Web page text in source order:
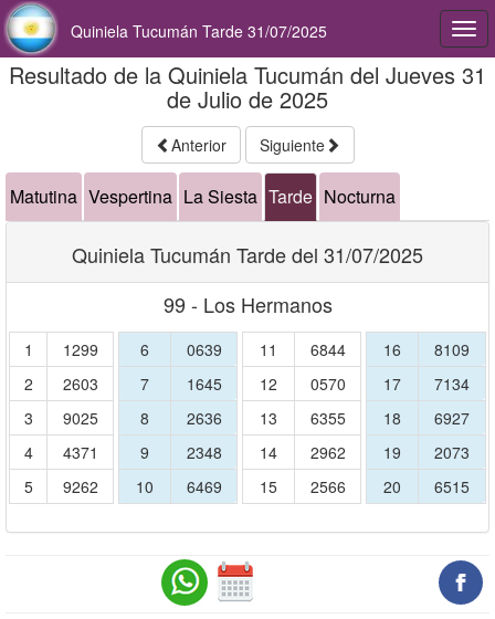
Quiniela Tucumán Tarde 31/07/2025
Resultado de la Quiniela Tucumán del Jueves 31
de Julio de 2025
Anterior Siguiente
Matutina Vespertina La Siesta Tarde Nocturna
Quiniela Tucumán Tarde del 31/07/2025
99 - Los Hermanos
1
1299
2
2603
3
9025
4
4371
5
9262
6
0639
7
1645
8
2636
9
2348
10
6469
11
6844
12
0570
13
6355
14
2962
15
2566
16
8109
17
7134
18
6927
19
2073
20
6515